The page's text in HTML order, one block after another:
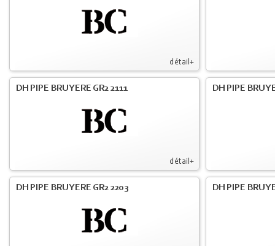
détail+
détail+
DH PIPE BRUYERE GR2 2111 DH PIPE
DH PIPE BRUYERE GR2 2203 DH PIPE